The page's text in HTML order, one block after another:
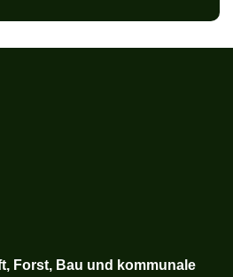
Forst, Bau und kommunale